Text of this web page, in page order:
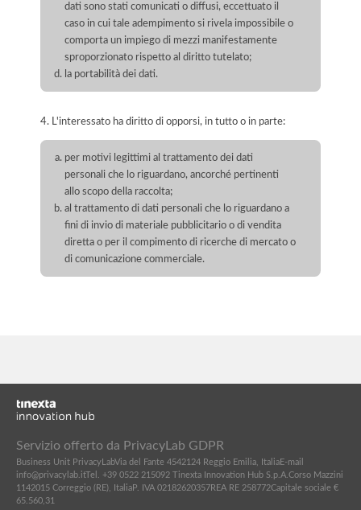
dati sono stati comunicati o diffusi, eccettuato il
caso in cui tale adempimento si rivela impossibile o
comporta un impiego di mezzi manifestamente
sproporzionato rispetto al diritto tutelato;
la portabilità dei dati.
4. L'interessato ha diritto di opporsi, in tutto o in parte:
per motivi legittimi al trattamento dei dati
personali che lo riguardano, ancorché pertinenti
allo scopo della raccolta;
al trattamento di dati personali che lo riguardano a
fini di invio di materiale pubblicitario o di vendita
diretta o per il compimento di ricerche di mercato o
di comunicazione commerciale.
Servizio offerto da PrivacyLab GDPR
Business Unit PrivacyLabVia del Fante 4542124 Reggio Emilia, ItaliaE-mail
info@privacylab.itTel. +39 0522 215092 Tinexta Innovation Hub S.p.A. Corso Mazzini
11 42015 Correggio (RE), ItaliaP. IVA 02182620357REA RE 258772Capitale sociale €
65.560,31